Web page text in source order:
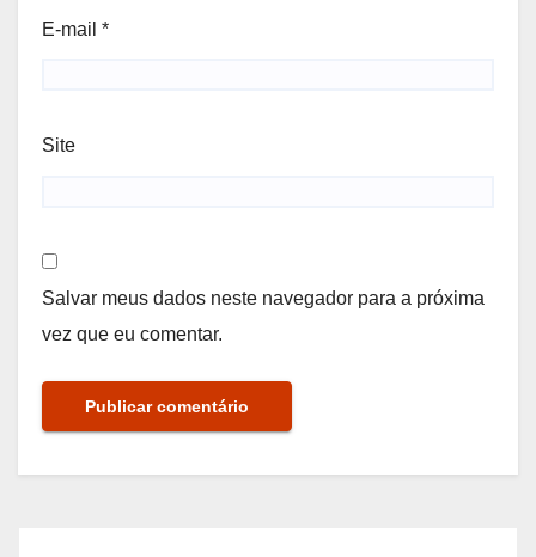
E-mail *
Site
Salvar meus dados neste navegador para a próxima
vez que eu comentar.